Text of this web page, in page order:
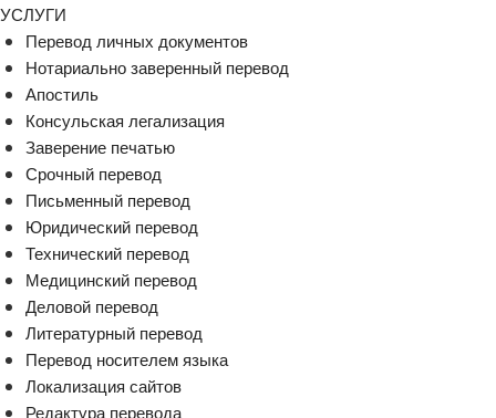
УСЛУГИ
Перевод личных документов
Нотариально заверенный перевод
Апостиль
Консульская легализация
Заверение печатью
Срочный перевод
Письменный перевод
Юридический перевод
Технический перевод
Медицинский перевод
Деловой перевод
Литературный перевод
Перевод носителем языка
Локализация сайтов
Редактура перевода